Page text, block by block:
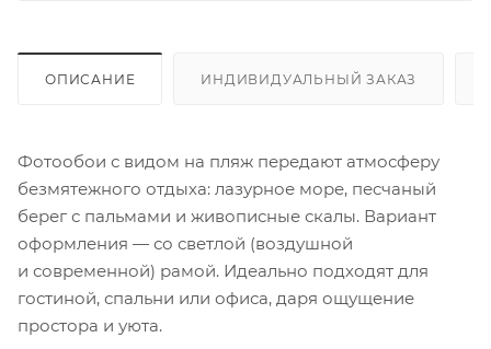
ОПИСАНИЕ ИНДИВИДУАЛЬНЫЙ ЗАКАЗ
Фотообои с видом на пляж передают атмосферу
безмятежного отдыха: лазурное море, песчаный
берег с пальмами и живописные скалы. Вариант
оформления — со светлой (воздушной
и современной) рамой. Идеально подходят для
гостиной, спальни или офиса, даря ощущение
простора и уюта.